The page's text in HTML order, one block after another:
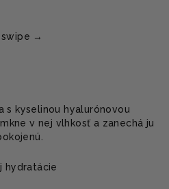
s kyselinou hyalurónovou
v nej vlhkosť a zanechá ju
hydratácie